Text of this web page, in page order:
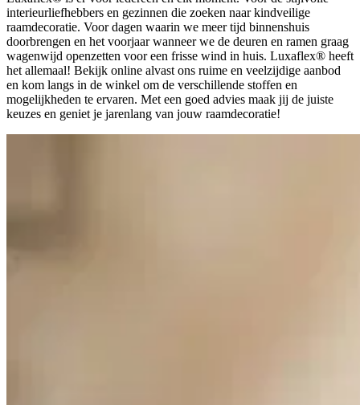
interieurliefhebbers en gezinnen die zoeken naar kindveilige
raamdecoratie. Voor dagen waarin we meer tijd binnenshuis
doorbrengen en het voorjaar wanneer we de deuren en ramen graag
wagenwijd openzetten voor een frisse wind in huis. Luxaflex® heeft
het allemaal! Bekijk online alvast ons ruime en veelzijdige aanbod
en kom langs in de winkel om de verschillende stoffen en
mogelijkheden te ervaren. Met een goed advies maak jij de juiste
keuzes en geniet je jarenlang van jouw raamdecoratie!